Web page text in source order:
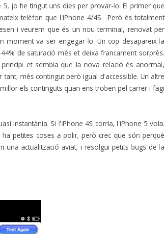
jo he tingut uns dies per provar-lo. El primer que
telèfon que l'iPhone 4/4S. Però és totalment
i veurem que és un nou terminal, renovat per
va ser engegar-lo. Un cop desapareix la
de saturació més et deixa francament sorprès.
et sembla que la nova relació és anormal,
més contingut però igual d'accessible. Un altre
els continguts quan ens troben pel carrer i fagi
instantània. Si l'iPhone 4S corria, l'iPhone 5 vola.
petites coses a polir, però crec que són perquè
una actualització aviat, i resolgui petits bugs de la